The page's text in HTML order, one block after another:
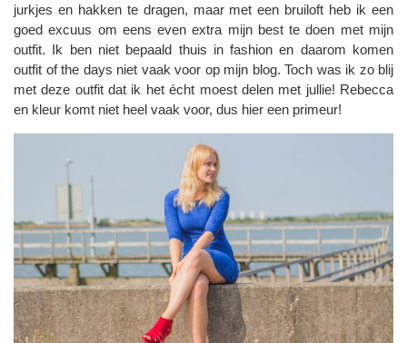
jurkjes en hakken te dragen, maar met een bruiloft heb ik een
goed excuus om eens even extra mijn best te doen met mijn
outfit. Ik ben niet bepaald thuis in fashion en daarom komen
outfit of the days niet vaak voor op mijn blog. Toch was ik zo blij
met deze outfit dat ik het écht moest delen met jullie! Rebecca
en kleur komt niet heel vaak voor, dus hier een primeur!